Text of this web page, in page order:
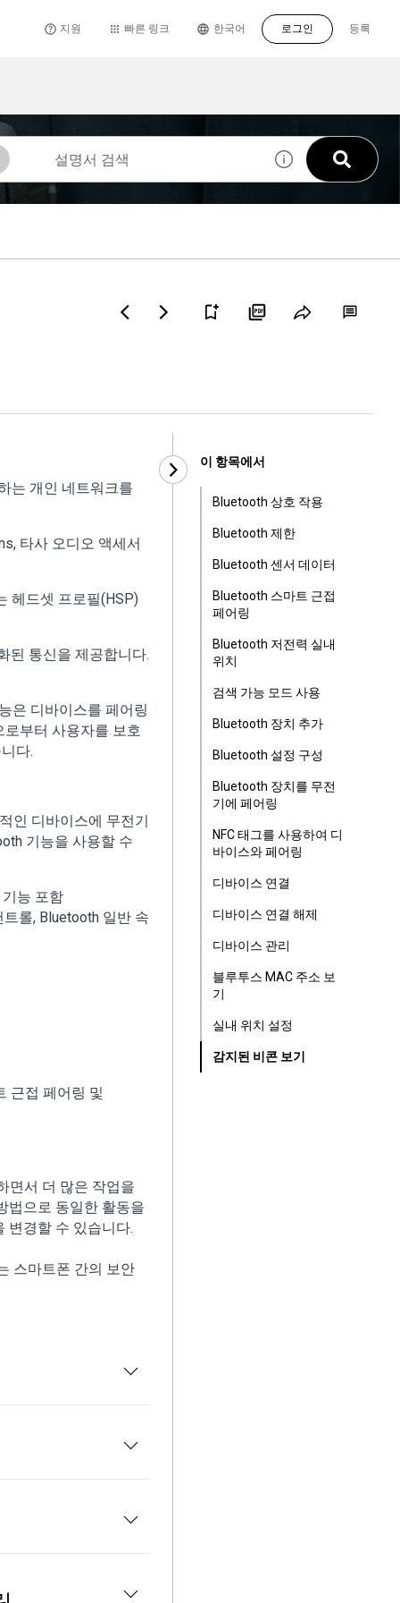
지원 빠른 링크 등록
한국어 로그인
는 개인 네트워크를
타사 오디오 액세서
헤드셋 프로필(HSP)
된 통신을 제공합니다.
은 디바이스를 페어링
부터 사용자를 보호
다.
인 디바이스에 무전기
기능을 사용할 수
능 포함
롤, Bluetooth 일반 속
근접 페어링 및
면서 더 많은 작업을
법으로 동일한 활동을
변경할 수 있습니다.
스마트폰 간의 보안
이 항목에서
Bluetooth 상호 작용
Bluetooth 제한
Bluetooth 센서 데이터
Bluetooth 스마트 근접
페어링
Bluetooth 저전력 실내
위치
검색 가능 모드 사용
Bluetooth 장치 추가
Bluetooth 설정 구성
Bluetooth 장치를 무전
기에 페어링
NFC 태그를 사용하여 디
바이스와 페어링
디바이스 연결
디바이스 연결 해제
디바이스 관리
블루투스 MAC 주소 보
기
실내 위치 설정
감지된 비콘 보기